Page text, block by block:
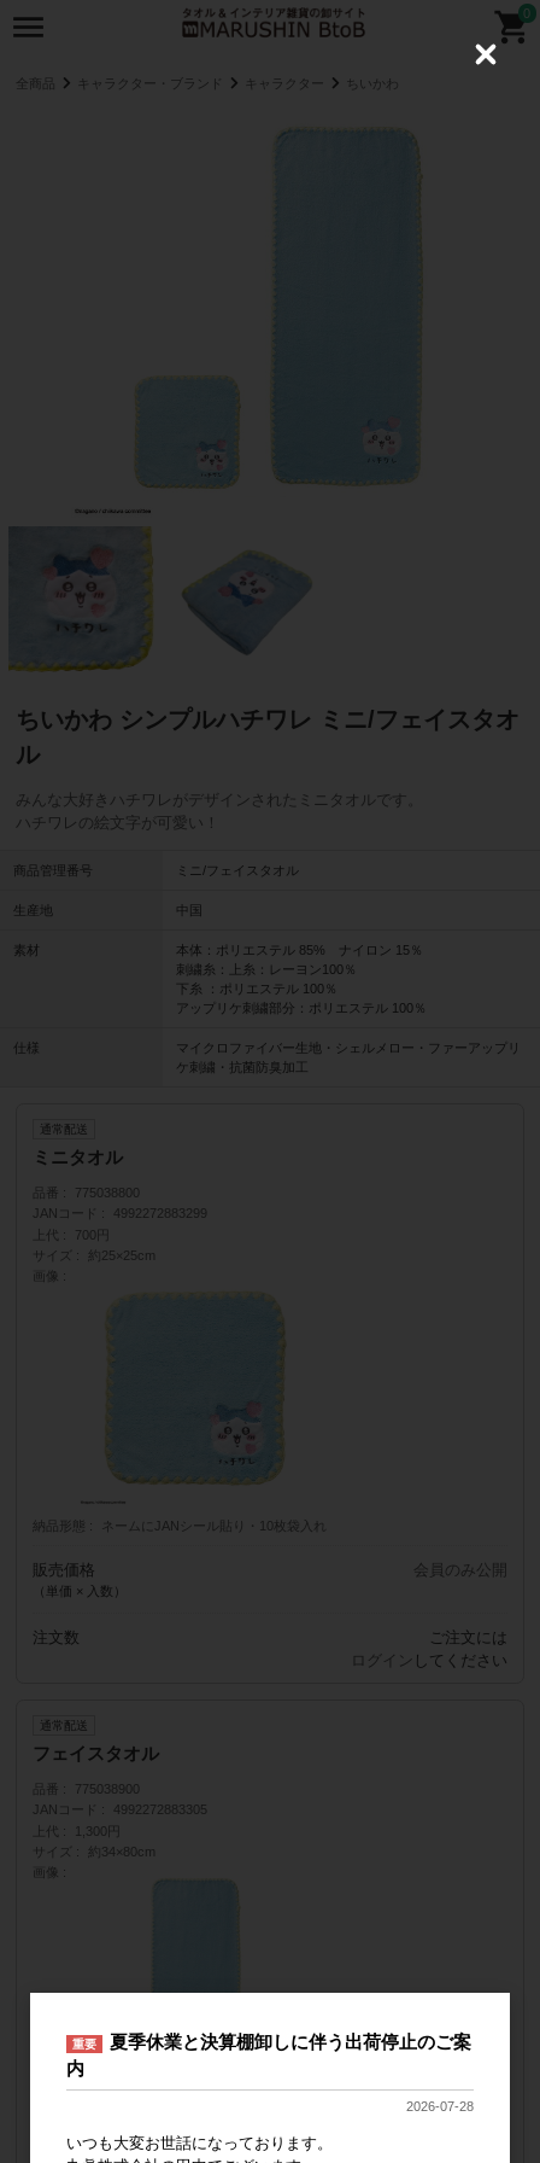
0
全商品 キャラクター・ブランド キャラクター ちいかわ
ちいかわ シンプルハチワレ ミニ/フェイスタオ
ル
みんな大好きハチワレがデザインされたミニタオルです。
ハチワレの絵文字が可愛い！
商品管理番号 ミニ/フェイスタオル
生産地 中国
素材
本体：ポリエステル 85% ナイロン 15％
刺繍糸：上糸：レーヨン100％
下糸 ：ポリエステル 100％
アップリケ刺繍部分：ポリエステル 100％
仕様
マイクロファイバー生地・シェルメロー・ファーアップリ
ケ刺繍・抗菌防臭加工
通常配送
ミニタオル
品番
775038800
JANコード
4992272883299
上代
700円
サイズ
約25×25cm
画像
納品形態 ネームにJANシール貼り・10枚袋入れ
販売価格
（単価 × 入数）
会員のみ公開
注文数
ご注文には
ログイン してください
通常配送
フェイスタオル
品番
775038900
JANコード
4992272883305
上代
1,300円
サイズ
約34×80cm
画像
重要
夏季休業と決算棚卸しに伴う出荷停止のご案
内
2026-07-28
いつも大変お世話になっております。
C